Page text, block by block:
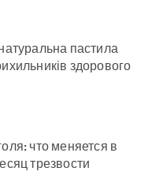
пастила
здорового
что меняется в
трезвости